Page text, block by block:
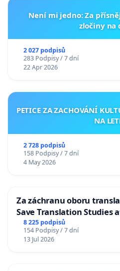
Není mi jedno: Za
zločiny na
2 027 podpisů
283 Podpisy / 7 dní
22 Apr 2026
PETICE ZA ZACHOVÁNÍ
NA
2 728 podpisů
158 Podpisy / 7 dní
4 May 2026
Za záchranu oboru
Save Translation Studies
Charles University
8 225 podpisů
154 Podpisy / 7 dní
13 Jul 2026